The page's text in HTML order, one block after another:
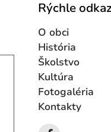
správy...
Rýchle
O obci
História
Školstvo
Kultúra
Fotogaléria
Kontakty